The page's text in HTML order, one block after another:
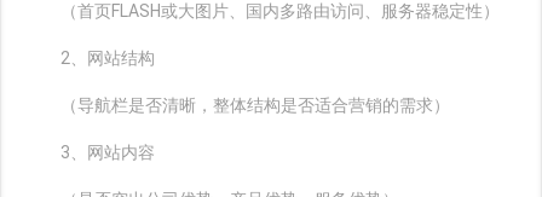
（首页FLASH或大图片、国内多路由访问、服务器稳定性）
2、网站结构
（导航栏是否清晰，整体结构是否适合营销的需求）
3、网站内容